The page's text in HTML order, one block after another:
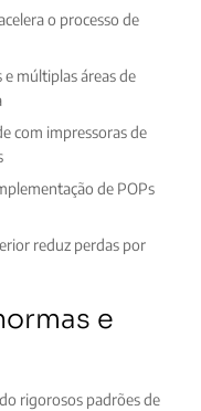
o processo de
e múltiplas áreas de
com impressoras de
de POPs
reduz perdas por
e
rigorosos padrões de